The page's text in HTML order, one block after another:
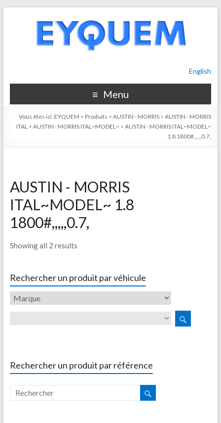
English
Menu
Vous êtes ici :EYQUEM > Produits >AUSTIN - MORRIS >AUSTIN - MORRIS
ITAL >AUSTIN - MORRIS ITAL~MODEL~ >AUSTIN - MORRIS ITAL~MODEL~
1.8 1800#,,,,,0.7,
AUSTIN - MORRIS
ITAL~MODEL~ 1.8
1800#,,,,,0.7,
Showing all 2 results
Rechercher un produit par véhicule
Rechercher un produit par référence